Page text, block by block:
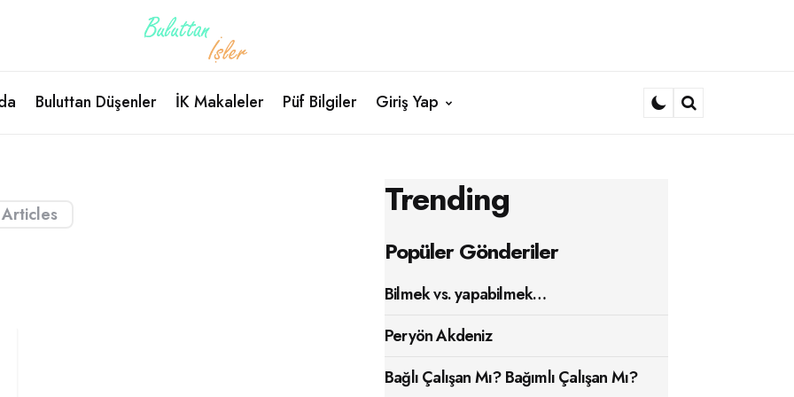
Buluttan Düşenler İK Makaleler Püf Bilgiler
Giriş Yap
Articles Trending
Popüler Gönderiler
Bilmek vs. yapabilmek…
Peryön Akdeniz
Bağlı Çalışan Mı? Bağımlı Çalışan Mı?